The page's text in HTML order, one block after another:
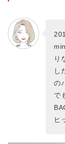
り
し
の
で
ヒ